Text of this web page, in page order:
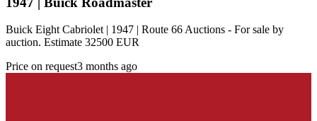
Buick Eight Cabriolet | 1947 | Route 66 Auctions - For sale by
auction. Estimate 32500 EUR
Price on request3 months ago